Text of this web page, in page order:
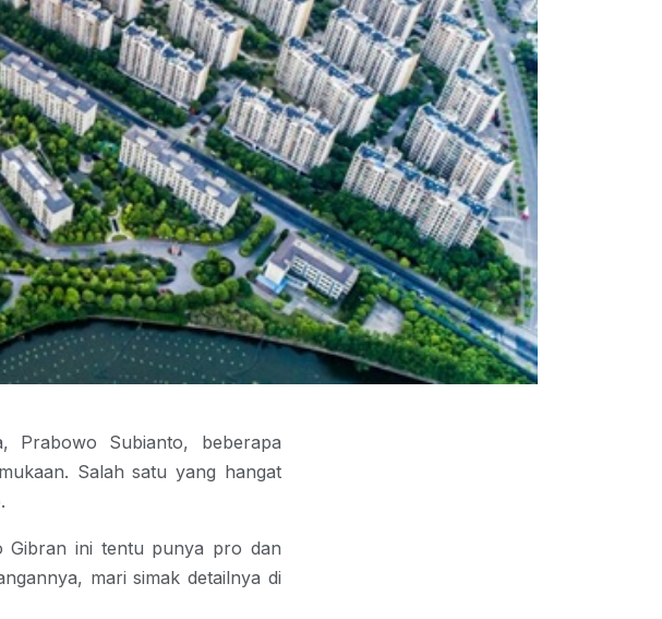
Prabowo Subianto, beberapa
Salah satu yang hangat
.
Gibranini tentu punya pro dan
mari simak detailnya di